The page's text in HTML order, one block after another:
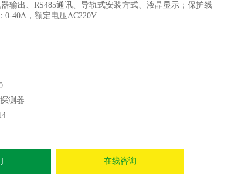
输出、RS485通讯、导轨式安装方式、液晶显示；保护线
0-40A，额定电压AC220V
测器
在线咨询